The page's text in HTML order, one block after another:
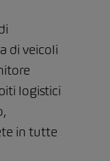
di veicoli
logistici
in tutte